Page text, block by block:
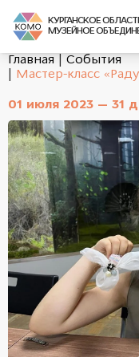
КУРГАНСКОЕ
МУЗЕЙНОЕ
Главная
События
Мастер-класс
01 июля 2023 — 31